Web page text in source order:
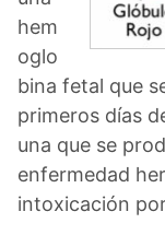
hem
oglo
bina fetal que
primeros días
una que se
enfermedad
intoxicación